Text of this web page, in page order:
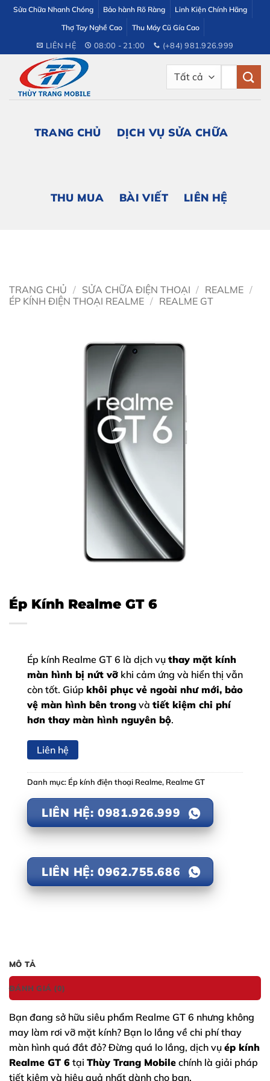
dung
Sửa Chữa Nhanh Chóng Bảo hành Rõ Ràng
Linh Kiện Chính Hãng
Thợ Tay Nghề Cao
Thu Máy Cũ Gía Cao
LIÊN HỆ 08:00 - 21:00 (+84) 981.926.999
TRANG CHỦ DỊCH VỤ SỬA CHỮA
THU MUA BÀI VIẾT LIÊN HỆ
TRANG CHỦ / SỬA CHỮA ĐIỆN THOẠI / REALME /
ÉP KÍNH ĐIỆN THOẠI REALME / REALME GT
Ép Kính Realme GT 6
Ép kính Realme GT 6 là dịch vụ thay mặt kính
màn hình bị nứt vỡ khi cảm ứng và hiển thị vẫn
còn tốt. Giúp khôi phục vẻ ngoài như mới, bảo
vệ màn hình bên trong và tiết kiệm chi phí
hơn thay màn hình nguyên bộ.
Liên hệ
Danh mục: Ép kính điện thoại Realme, Realme GT
LIÊN HỆ: 0981.926.999
LIÊN HỆ: 0962.755.686
MÔ TẢ
ĐÁNH GIÁ (0)
Bạn đang sở hữu siêu phẩm Realme GT 6 nhưng không
may làm rơi vỡ mặt kính? Bạn lo lắng về chi phí thay
màn hình quá đắt đỏ? Đừng quá lo lắng, dịch vụ ép kính
Realme GT 6 tại Thùy Trang Mobile chính là giải pháp
tiết kiệm và hiệu quả nhất dành cho bạn.